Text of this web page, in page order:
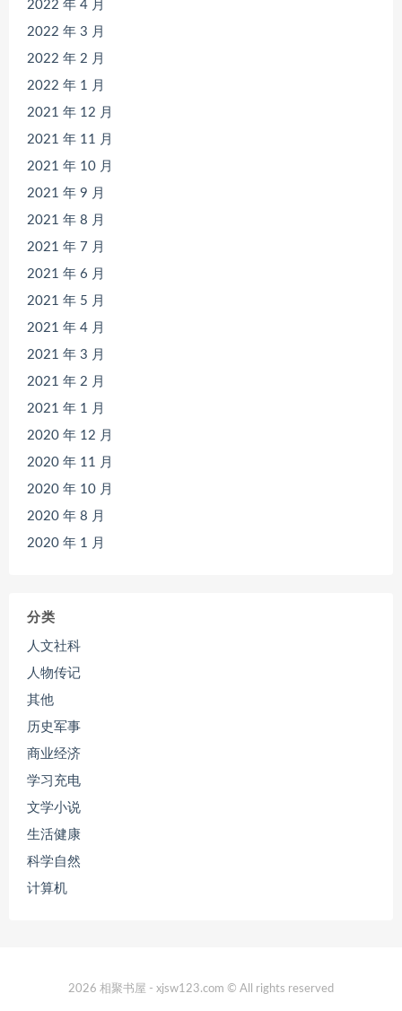
2022 年 4 月
2022 年 3 月
2022 年 2 月
2022 年 1 月
2021 年 12 月
2021 年 11 月
2021 年 10 月
2021 年 9 月
2021 年 8 月
2021 年 7 月
2021 年 6 月
2021 年 5 月
2021 年 4 月
2021 年 3 月
2021 年 2 月
2021 年 1 月
2020 年 12 月
2020 年 11 月
2020 年 10 月
2020 年 8 月
2020 年 1 月
分类
人文社科
人物传记
其他
历史军事
商业经济
学习充电
文学小说
生活健康
科学自然
计算机
2026 相聚书屋 - xjsw123.com © All rights reserved